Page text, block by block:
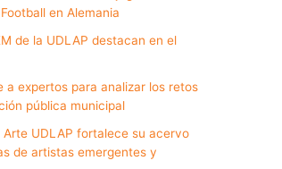
en Alemania
de la UDLAP destacan en el
a expertos para analizar los retos
pública municipal
Arte UDLAP fortalece su acervo
de artistas emergentes y